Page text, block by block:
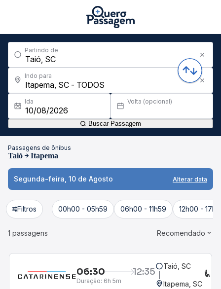
Partindo de
Indo para
Ida Volta (opcional)
Buscar Passagem
Passagens de ônibus
Taió Itapema
Segunda-feira, 10 de Agosto Alterar data
Filtros 00h00 - 05h59 06h00 - 11h59 12h00 -
1 passagens Recomendado
06:30 12:35
Duração: 6h 5m
Taió, SC
Itapema, SC